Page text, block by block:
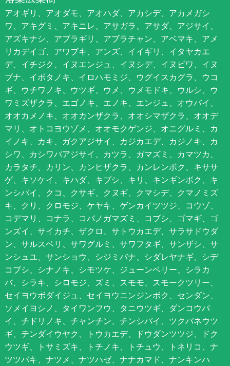
アオギリ、アオダモ、アオハダ、アカシデ、アカメガシ
ワ、アキグミ、アキニレ、アサガラ、アサダ、アジサイ、
アズキナシ、アブラギリ、アブラチャン、アベマキ、アメ
リカデイゴ、アワブキ、アンズ、イイギリ、イタヤカエ
デ、イチジク、イヌエンジュ、イヌシデ、イヌビワ、イヌ
ブナ、イボタノキ、イロハモミジ、ウグイスカグラ、ウコ
ギ、ウチワノキ、ウツギ、ウメ、ウメモドキ、ウルシ、ウ
ワミズザクラ、エゴノキ、エノキ、エンジュ、オウバイ、
オオカメノキ、オオカンザクラ、オオシマザクラ、オオデ
マリ、オトコヨウゾメ、オオモクゲンジ、オニグルミ、カ
イノキ、カキ、ガクアジサイ、カジカエデ、カジノキ、カ
シワ、カシワバアジサイ、カツラ、ガマズミ、カマツカ、
カラタチ、カリン、カンヒザクラ、カンレンボク、キササ
ゲ、キソケイ、キハダ、キブシ、キリ、キンギンボク、キ
ンシバイ、クコ、クサギ、クヌギ、クマシデ、クマノミズ
キ、クリ、クロモジ、ケヤキ、ゲンカイツツジ、コウゾ、
コデマリ、コナラ、コバノガマズミ、コブシ、ゴマギ、ゴ
ンズイ、サイカチ、ザクロ、サトウカエデ、サラサドウダ
ン、サルスベリ、サワグルミ、サワフタギ、サンザシ、サ
ンシュユ、サンショウ、シジミバナ、シダレヤナギ、シデ
コブシ、シナノキ、シモツケ、ジューンベリー、シラカ
バ、シラキ、シロモジ、ズミ、スモモ、スモークツリー、
セイヨウボダイジュ、セイヨウニンジンボク、センダン、
ソメイヨシノ、タイワンフウ、タニウツギ、ダンコウバ
イ、チドリノキ、チャンチン、チンシバイ、ツクバネウツ
ギ、テンダイウヤク、トウカエデ、ドウダンツツジ、ドク
ウツギ、トサミズキ、トチノキ、トチュウ、トネリコ、ナ
ツツバキ、ナツメ、ナツハゼ、ナナカマド、ナンキンハ